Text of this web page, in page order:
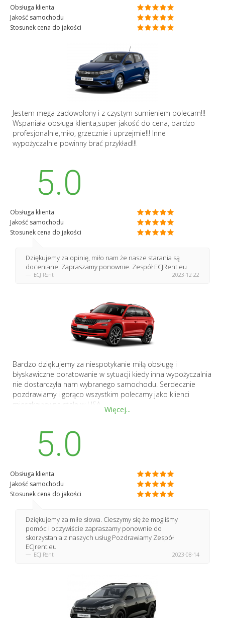
Obsługa klienta
Jakość samochodu
Stosunek cena do jakości
Jestem mega zadowolony i z czystym sumieniem polecam!!!
Wspaniała obsługa klienta,super jakość do cena, bardzo
profesjonalnie,miło, grzecznie i uprzejmie!!! Inne
wypożyczalnie powinny brać przykład!!!
5.0
Obsługa klienta
Jakość samochodu
Stosunek cena do jakości
Dziękujemy za opinię, miło nam że nasze starania są
doceniane. Zapraszamy ponownie. Zespół ECJRent.eu
ECJ Rent 2023-12-22
Bardzo dziękujemy za niespotykanie miłą obsługę i
błyskawiczne poratowanie w sytuacji kiedy inna wypożyczalnia
nie dostarczyła nam wybranego samochodu. Serdecznie
pozdrawiamy i gorąco wszystkim polecamy jako klienci
mieszkający na stałe w USA.
Więcej...
5.0
Obsługa klienta
Jakość samochodu
Stosunek cena do jakości
Dziękujemy za miłe słowa. Cieszymy się że mogliśmy
pomóc i oczywiście zapraszamy ponownie do
skorzystania z naszych usług Pozdrawiamy Zespół
ECJrent.eu
ECJ Rent 2023-08-14